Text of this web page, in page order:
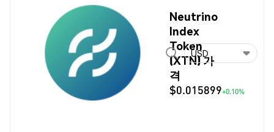
Neutrino
Index
Token
(XTN) 가
격
$0.015899+0.10%
USD